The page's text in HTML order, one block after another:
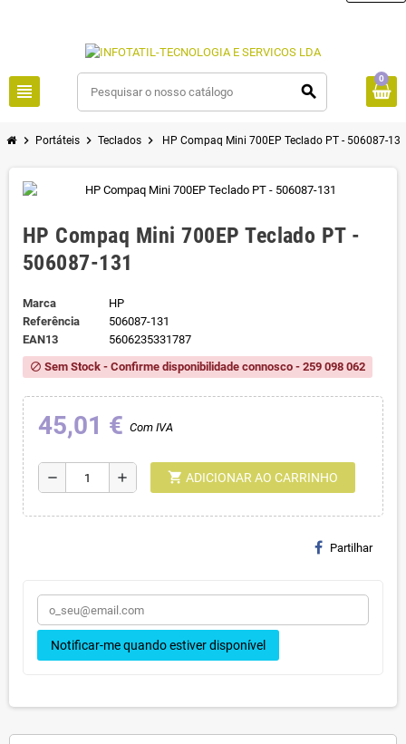
view_headline search
0
chevron_right Portáteis chevron_right Teclados chevron_right HP Compaq Mini 700EP Teclado PT - 506087-131
HP Compaq Mini 700EP Teclado PT -
506087-131
Marca
HP
Referência
506087-131
EAN13
5606235331787
block Sem Stock - Confirme disponibilidade connosco - 259 098 062
45,01 € Com IVA
remove add shopping_cart ADICIONAR AO CARRINHO
Partilhar
Notificar-me quando estiver disponível